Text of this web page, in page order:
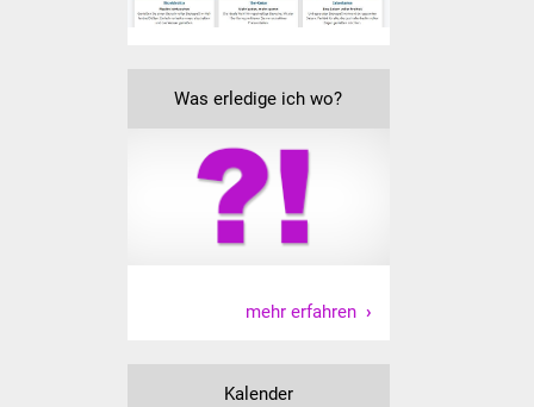
Haushalt & Infos
Gewerbeimmobilien
IKG Auen
Ausschreibungen
Öffentliche
Was erledige ich wo?
mehr erfahren
Kalender